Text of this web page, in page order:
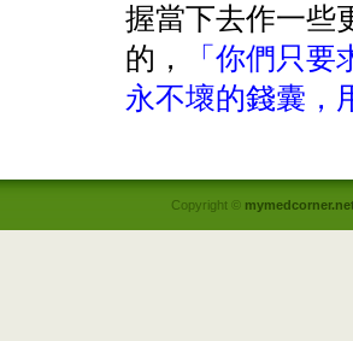
握當下去作一些
的，
「你們只
永不壞的錢囊，
Copyright ©